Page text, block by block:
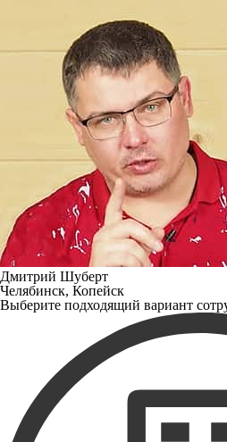
Дмитрий Шуберт
Челябинск, Копейск
Выберите подходящий вариант